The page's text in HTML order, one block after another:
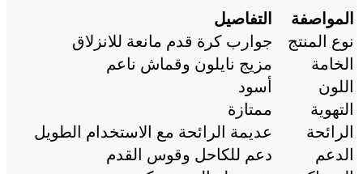
المواصفة
التفاصيل
نوع المنتج
جوارب كرة قدم مانعة للانزلاق
الخامة
مزيج نايلون وقماش ناعم
اللون
أسود
التهوية
ممتازة
الرائحة
عديمة الرائحة مع الاستخدام الطويل
الدعم
دعم للكاحل وقوس القدم